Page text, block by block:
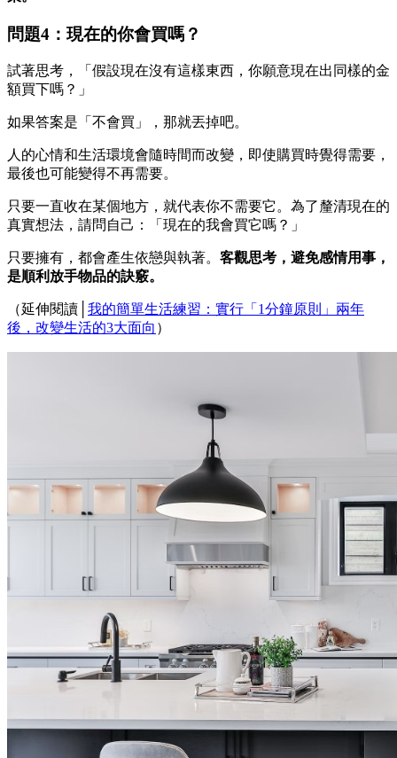
問題4：現在的你會買嗎？
試著思考，「假設現在沒有這樣東西，你願意現在出同樣的金
額買下嗎？」
如果答案是「不會買」，那就丟掉吧。
人的心情和生活環境會隨時間而改變，即使購買時覺得需要，
最後也可能變得不再需要。
只要一直收在某個地方，就代表你不需要它。為了釐清現在的
真實想法，請問自己：「現在的我會買它嗎？」
只要擁有，都會產生依戀與執著。 客觀思考，避免感情用事，
是順利放手物品的訣竅。
（延伸閱讀│ 我的簡單生活練習：實行「1分鐘原則」兩年
後，改變生活的3大面向 ）